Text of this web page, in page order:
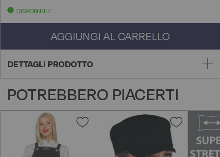
DISPONIBILE
AGGIUNGI AL CARRELLO
DETTAGLI PRODOTTO
POTREBBERO PIACERTI
Aggiungi
Aggiungi
lista